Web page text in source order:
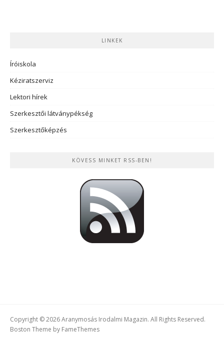
LINKEK
Íróiskola
Kéziratszerviz
Lektori hírek
Szerkesztői látványpékség
Szerkesztőképzés
KÖVESS MINKET RSS-BEN!
Copyright © 2026 Aranymosás Irodalmi Magazin. All Rights Reserved.
Boston Theme by FameThemes